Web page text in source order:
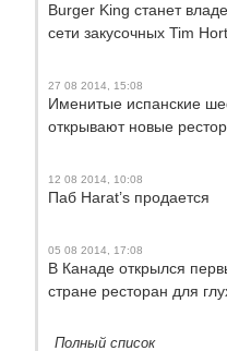
Burger King станет
сети закусочных Tim
27 08 2014, 15:08
Именитые испанские
открывают новые
12 08 2014, 10:08
Паб Harat’s продается
05 08 2014, 17:08
В Канаде открылся
стране ресторан для
Полный список